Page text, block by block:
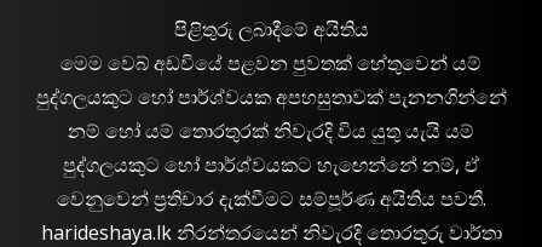
පිළිතුරු ලබාදීමේ අයිතිය
මෙම වෙබ් අඩවියේ පළවන පුවතක් හේතුවෙන් යම්
පුද්ගලයකුට හෝ පාර්ශ්වයක අපහසුතාවක් පැනනගින්නේ
නම් හෝ යම් තොරතුරක් නිවැරදි විය යුතු යැයි යම්
පුද්ගලයකුට හෝ පාර්ශ්වයකට හැඟෙන්නේ නම්, ඒ
වෙනුවෙන් ප්‍රතිචාර දැක්වීමට සම්පූර්ණ අයිතිය පවතී.
harideshaya.lk නිරන්තරයෙන් නිවැරදි තොරතුරු වාර්තා